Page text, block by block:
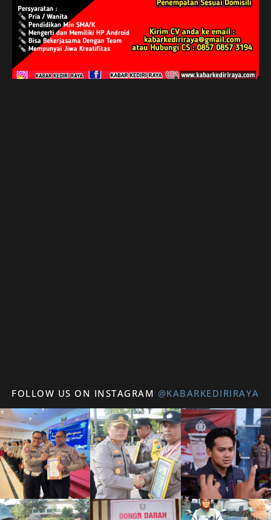
FOLLOW US ON INSTAGRAM @KABARKEDIRIRAYA